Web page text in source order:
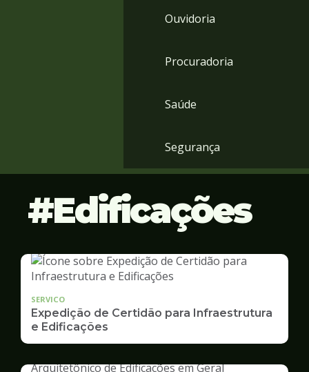
Ouvidoria
Procuradoria
Saúde
Segurança
Edificações
SERVICO
Expedição de Certidão para Infraestrutura
e Edificações